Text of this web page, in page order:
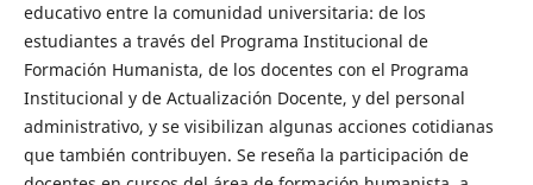
educativo entre la comunidad universitaria: de los
estudiantes a través del Programa Institucional de
Formación Humanista, de los docentes con el Programa
Institucional y de Actualización Docente, y del personal
administrativo, y se visibilizan algunas acciones cotidianas
que también contribuyen. Se reseña la participación de